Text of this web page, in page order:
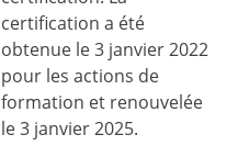
certification a été
obtenue le 3 janvier 2022
pour les actions de
formation et renouvelée
le 3 janvier 2025.